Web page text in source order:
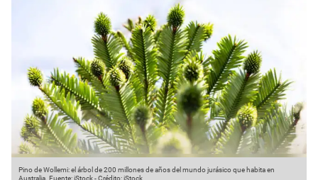
Pino de Wollemi: el árbol de 200 millones de años del mundo jurásico que habita en